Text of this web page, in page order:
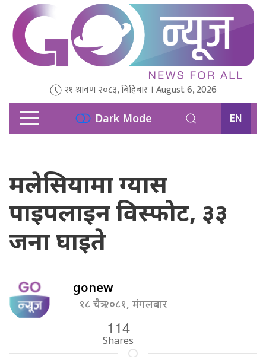
२१ श्रावण २०८३, बिहिबार । August 6, 2026
Dark Mode EN
मलेसियामा ग्यास
पाइपलाइन विस्फोट, ३३
जना घाइते
gonew
१८ चैत्र २०८१, मंगलबार
114
Shares